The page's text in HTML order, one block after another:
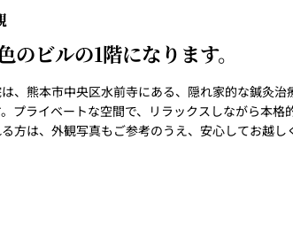
のビルの1階になります。
、熊本市中央区水前寺にある、隠れ家的な鍼灸
。プライベートな空間で、リラックスしながら本
方は、外観写真もご参考のうえ、安心してお越し